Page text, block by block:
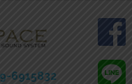
6915832